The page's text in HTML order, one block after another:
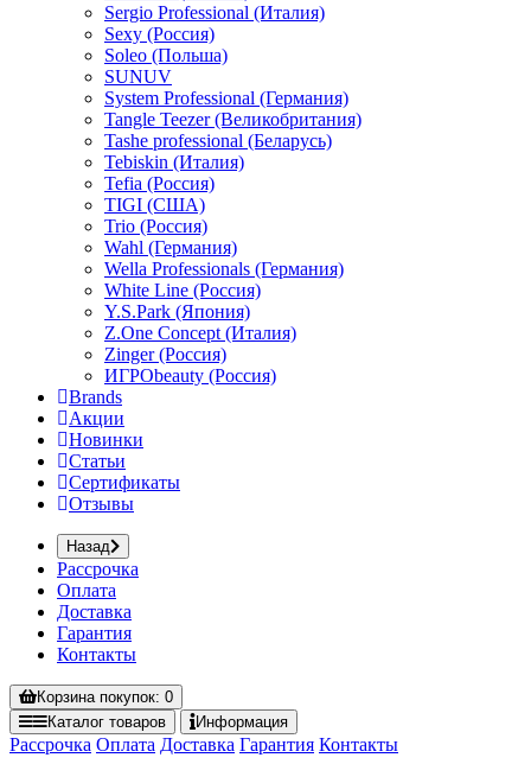
Sergio Professional (Италия)
Sexy (Россия)
Soleo (Польша)
SUNUV
System Professional (Германия)
Tangle Teezer (Великобритания)
Tashe professional (Беларусь)
Tebiskin (Италия)
Tefia (Россия)
TIGI (США)
Trio (Россия)
Wahl (Германия)
Wella Professionals (Германия)
White Line (Россия)
Y.S.Park (Япония)
Z.One Concept (Италия)
Zinger (Россия)
ИГРОbeauty (Россия)
Brands
Акции
Новинки
Статьи
Сертификаты
Отзывы
Назад
Рассрочка
Оплата
Доставка
Гарантия
Контакты
Корзинапокупок: 0
Каталог товаров Информация
Рассрочка Оплата Доставка Гарантия Контакты